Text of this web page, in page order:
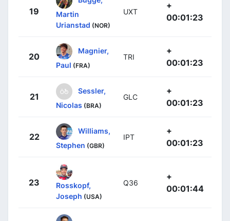
19
Martin
Urianstad (NOR)
UXT
+
00:01:23
20
Magnier,
Paul (FRA)
TRI
+
00:01:23
21
Sessler,
Nicolas (BRA)
GLC
+
00:01:23
22
Williams,
Stephen (GBR)
IPT
+
00:01:23
23
Rosskopf,
Joseph (USA)
Q36
+
00:01:44